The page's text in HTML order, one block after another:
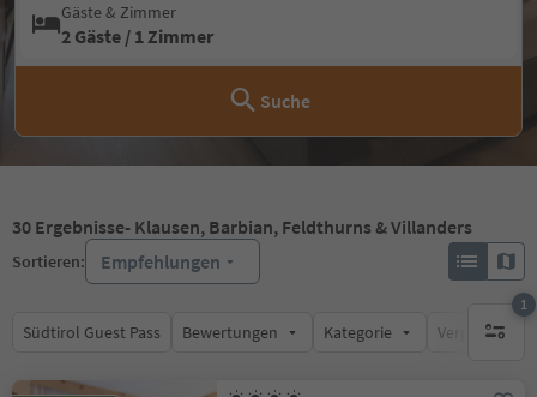
Gäste & Zimmer
2 Gäste / 1 Zimmer
Suche
30 Ergebnisse- Klausen, Barbian, Feldthurns & Villanders
Sortieren: Empfehlungen
Südtirol Guest Pass Bewertungen Kategorie
1
1